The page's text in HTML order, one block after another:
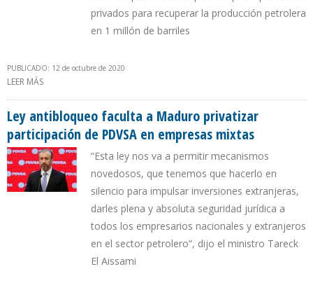
privados para recuperar la producción petrolera
en 1 millón de barriles
PUBLICADO: 12 de octubre de 2020
LEER MÁS
Ley antibloqueo faculta a Maduro privatizar
participación de PDVSA en empresas mixtas
“Esta ley nos va a permitir mecanismos
novedosos, que tenemos que hacerlo en
silencio para impulsar inversiones extranjeras,
darles plena y absoluta seguridad jurídica a
todos los empresarios nacionales y extranjeros
en el sector petrolero”, dijo el ministro Tareck
El Aissami